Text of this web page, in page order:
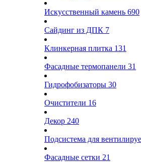
Искусственный камень 690
Сайдинг из ДПК 7
Клинкерная плитка 131
Фасадные термопанели 31
Гидрофобизаторы 30
Очистители 16
Декор 240
Подсистема для
Фасадные сетки 21